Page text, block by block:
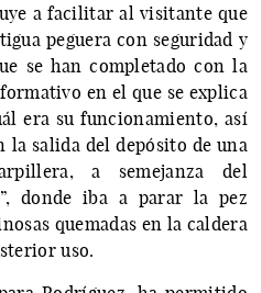
a facilitar al visitante que
peguera con seguridad y
se han completado con la
en el que se explica
era su funcionamiento, así
la salida del depósito de una
a semejanza del
donde iba a parar la pez
quemadas en la caldera
uso.